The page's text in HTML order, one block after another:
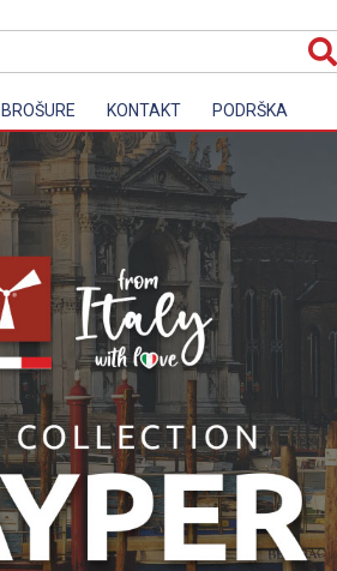
KONTAKT PODRŠKA